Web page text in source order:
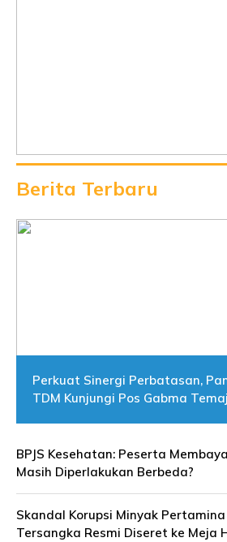
Berita Terbaru
Perkuat Sinergi Perbatasan,
TDM Kunjungi Pos Gabma
BPJS Kesehatan: Peserta
Masih Diperlakukan Berbeda?
Skandal Korupsi Minyak
Tersangka Resmi Diseret ke Meja